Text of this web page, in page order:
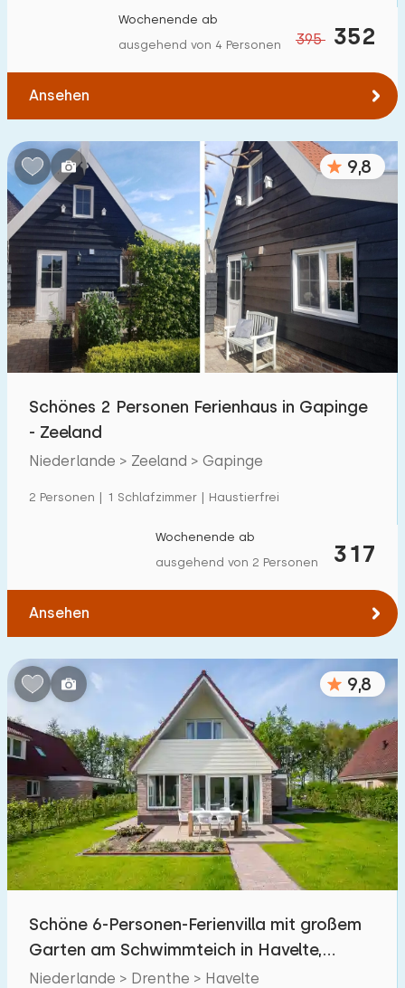
395 352
Wochenende ab
ausgehend von 4 Personen
Ansehen
9,8
Schönes 2 Personen Ferienhaus in Gapinge
- Zeeland
Niederlande > Zeeland > Gapinge
2 Personen | 1 Schlafzimmer | Haustierfrei
317
Wochenende ab
ausgehend von 2 Personen
Ansehen
9,8
Schöne 6-Personen-Ferienvilla mit großem
Garten am Schwimmteich in Havelte,
Drenthe
Niederlande > Drenthe > Havelte